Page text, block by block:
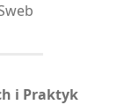
i Praktyk